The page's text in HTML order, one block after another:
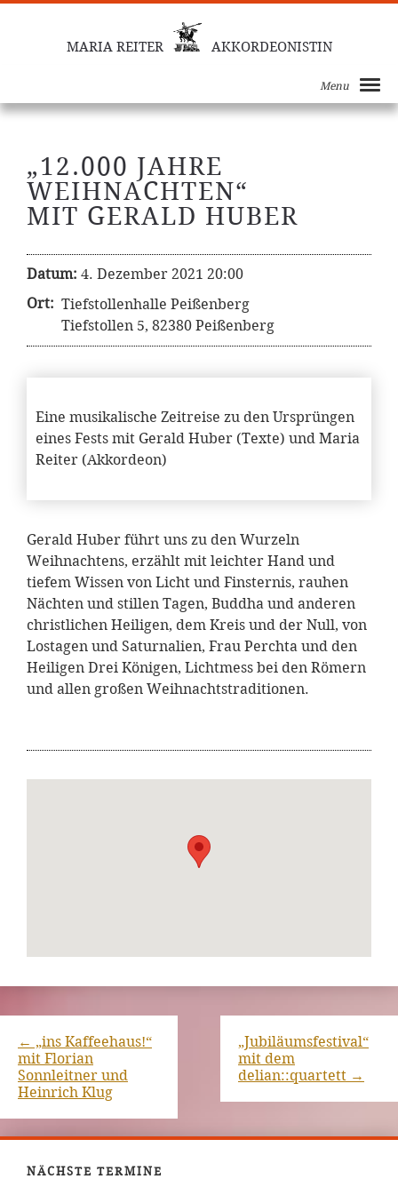
MARIA REITER AKKORDEONISTIN
Menu
„12.000 JAHRE
WEIHNACHTEN“
MIT GERALD HUBER
Datum: 4. Dezember 2021 20:00
Ort: Tiefstollenhalle Peißenberg
Tiefstollen 5, 82380 Peißenberg
Eine musikalische Zeitreise zu den Ursprüngen
eines Fests mit Gerald Huber (Texte) und Maria
Reiter (Akkordeon)
Gerald Huber führt uns zu den Wurzeln
Weihnachtens, erzählt mit leichter Hand und
tiefem Wissen von Licht und Finsternis, rauhen
Nächten und stillen Tagen, Buddha und anderen
christlichen Heiligen, dem Kreis und der Null, von
Lostagen und Saturnalien, Frau Perchta und den
Heiligen Drei Königen, Lichtmess bei den Römern
und allen großen Weihnachtstraditionen.
← „ins Kaffeehaus!“
mit Florian
Sonnleitner und
Heinrich Klug
„Jubiläumsfestival“
mit dem
delian::quartett →
NÄCHSTE TERMINE